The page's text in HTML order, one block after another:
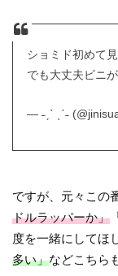
ショミド初めて
でも大丈夫ビニ
— ˗ˏˋ ˎˊ˗
ですが、元々この
ドルラッパーか」
度を一緒にしてほ
多い」などこちら